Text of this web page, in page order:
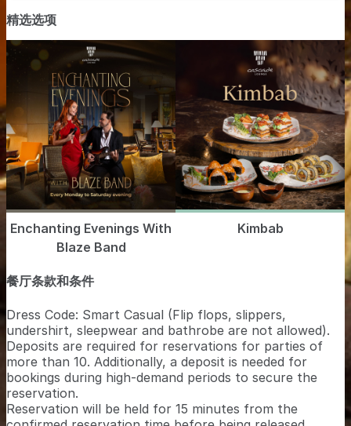
精选选项
Enchanting Evenings With
Blaze Band
Kimbab
餐厅条款和条件
Dress Code: Smart Casual (Flip flops, slippers,
undershirt, sleepwear and bathrobe are not allowed).
Deposits are required for reservations for parties of
more than 10. Additionally, a deposit is needed for
bookings during high-demand periods to secure the
reservation.
Reservation will be held for 15 minutes from the